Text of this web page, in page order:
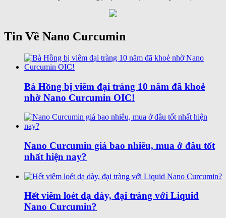
Tin Về Nano Curcumin
Bà Hồng bị viêm đại tràng 10 năm đã khoẻ
nhờ Nano Curcumin OIC!
Nano Curcumin giá bao nhiêu, mua ở đâu tốt
nhất hiện nay?
Hết viêm loét dạ dày, đại tràng với Liquid
Nano Curcumin?